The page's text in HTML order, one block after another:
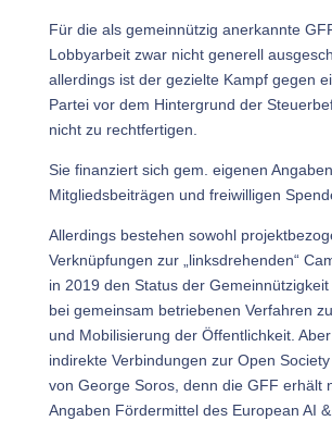
Für die als gemeinnützig anerkannte
Lobbyarbeit zwar nicht generell
allerdings ist der gezielte Kampf gegen
Partei vor dem Hintergrund der
nicht zu rechtfertigen.
Sie finanziert sich gem. eigenen
Mitgliedsbeiträgen und freiwilligen
Allerdings bestehen sowohl
Verknüpfungen zur „linksdrehenden“
in 2019 den Status der Gemeinnützigkeit
bei gemeinsam betriebenen Verfahren
und Mobilisierung der Öffentlichkeit.
indirekte Verbindungen zur Open
von George Soros, denn die GFF erhält
Angaben Fördermittel des European AI